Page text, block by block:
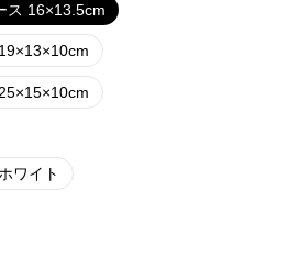
ス 16×13.5cm
ワイト